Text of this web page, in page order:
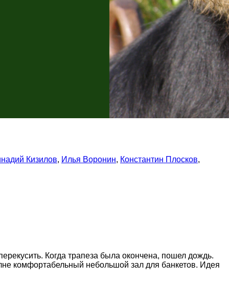
Кизилов, Илья Воронин, Константин Плосков,
Когда трапеза была окончена, пошел дождь.
комфортабельный небольшой зал для банкетов. Идея